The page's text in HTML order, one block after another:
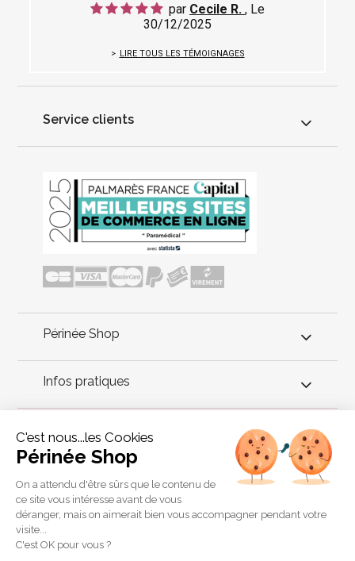
par Cecile R. , Le
30/12/2025
LIRE TOUS LES TÉMOIGNAGES
Service clients
Périnée Shop
Infos pratiques
La sonde pour rééducation périnéale par électrostimulation ou
biofeedback est utilisée soit chez soi avec son propre
électrostimulateur, soit chez le kinésithérapeute ou la sage-
femme. Comment ça marche ? Comment l'utiliser ? Quelle
connexion choisir ?
Copyright 2011 © Périnée Shop
C'est nous...les Cookies
Périnée Shop
On a attendu d'être sûrs que le contenu de
ce site vous intéresse avant de vous
déranger, mais on aimerait bien vous accompagner pendant votre
visite...
C'est OK pour vous ?